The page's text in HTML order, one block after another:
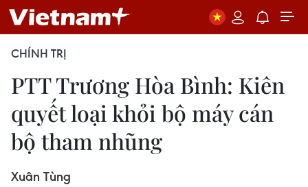
CHÍNH TRỊ
PTT Trương Hòa Bình: Kiên
quyết loại khỏi bộ máy cán
bộ tham nhũng
Xuân Tùng